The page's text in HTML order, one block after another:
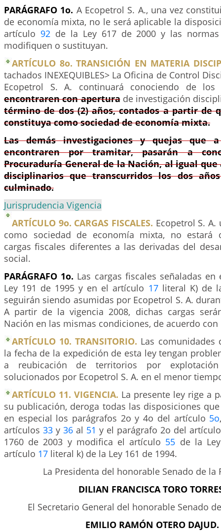
PARÁGRAFO 1o. A Ecopetrol S. A., una vez
de economía mixta, no le será aplicable la
artículo 92de la Ley 617 de 2000 y las
modifiquen o sustituyan.
ARTÍCULO 8o. TRANSICIÓN EN MATERIA
tachados INEXEQUIBLES> La Oficina de Control
Ecopetrol S. A. continuará conociendo de
encontraren con aperturade investigación
término de dos (2) años, contados a partir de
constituya como sociedad de economía mixta.
Las demás investigaciones y quejas que
encontraren por tramitar, pasarán a
Procuraduría General de la Nación, al igual que
disciplinarios que transcurridos los dos
culminado.
Jurisprudencia Vigencia
ARTÍCULO 9o. CARGAS FISCALES. Ecopetrol S.
como sociedad de economía mixta, no estará
cargas fiscales diferentes a las derivadas del
social.
PARÁGRAFO 1o. Las cargas fiscales señaladas
Ley 191 de 1995 y en el artículo 17literal K) de
seguirán siendo asumidas por Ecopetrol S. A.
A partir de la vigencia 2008, dichas cargas
Nación en las mismas condiciones, de acuerdo con
ARTÍCULO 10. TRANSITORIO. Las comunidades
la fecha de la expedición de esta ley tengan
a reubicación de territorios por
solucionados por Ecopetrol S. A. en el menor
ARTÍCULO 11. VIGENCIA. La presente ley rige a
su publicación, deroga todas las disposiciones
en especial los parágrafos 2o y 4o del artículo 5o
artículos 33 y 36 al 51 y el parágrafo 2o del
1760 de 2003 y modifica el artículo 55 de la
artículo 17 literal k) de la Ley 161 de 1994.
La Presidenta del honorable Senado de la
DILIAN FRANCISCA TORO
El Secretario General del honorable Senado
EMILIO RAMÓN OTERO DAJUD.